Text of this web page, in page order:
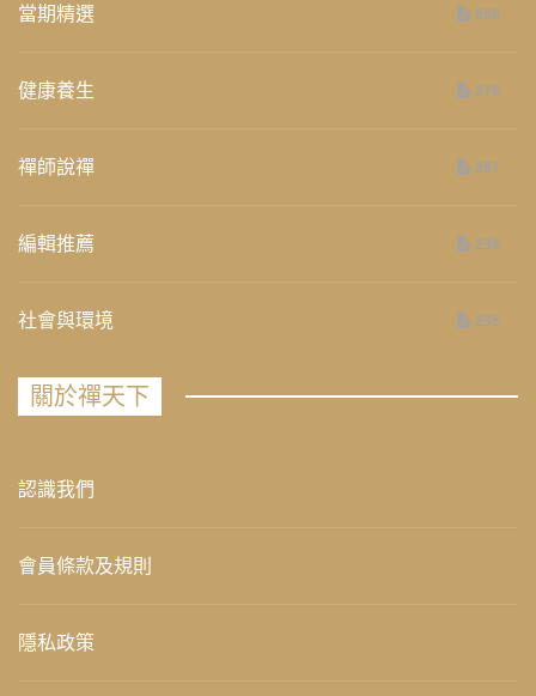
當期精選 658
健康養生 276
禪師說禪 267
編輯推薦 236
社會與環境 235
關於禪天下
認識我們
會員條款及規則
隱私政策